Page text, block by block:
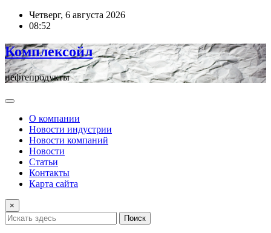
ПерейтиЧетверг, 6 августа 2026
08:52
Комплексойл
нефтепродукты
О компании
Новости индустрии
Новости компаний
Новости
Статьи
Контакты
Карта сайта
×
Поиск